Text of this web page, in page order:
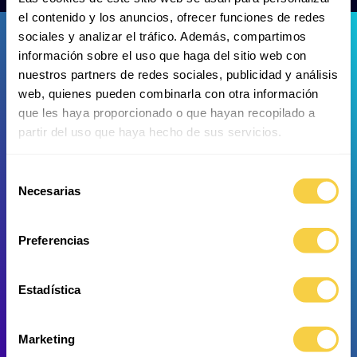
el contenido y los anuncios, ofrecer funciones de redes
sociales y analizar el tráfico. Además, compartimos
información sobre el uso que haga del sitio web con
nuestros partners de redes sociales, publicidad y análisis
web, quienes pueden combinarla con otra información
que les haya proporcionado o que hayan recopilado a
partir del uso que haya hecho de sus servicios.
Necesarias
Preferencias
Estadística
Marketing
Großer Fetzenfisch Großer Fetzenfisch